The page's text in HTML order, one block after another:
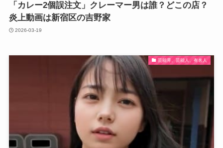
「カレー2個誤注文」クレーマー男は誰？どこの店？
炎上動画は新宿区の吉野家
2026-03-19
芸能界、芸能人、有名人